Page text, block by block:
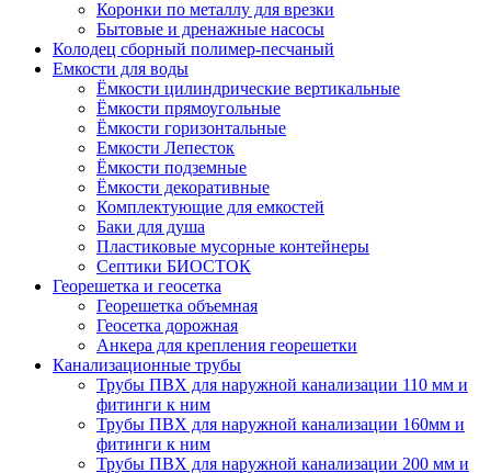
Коронки по металлу для врезки
Бытовые и дренажные насосы
Колодец сборный полимер-песчаный
Емкости для воды
Ёмкости цилиндрические вертикальные
Ёмкости прямоугольные
Ёмкости горизонтальные
Емкости Лепесток
Ёмкости подземные
Ёмкости декоративные
Комплектующие для емкостей
Баки для душа
Пластиковые мусорные контейнеры
Септики БИОСТОК
Георешетка и геосетка
Георешетка объемная
Геосетка дорожная
Анкера для крепления георешетки
Канализационные трубы
Трубы ПВХ для наружной канализации 110 мм и
фитинги к ним
Трубы ПВХ для наружной канализации 160мм и
фитинги к ним
Трубы ПВХ для наружной канализации 200 мм и